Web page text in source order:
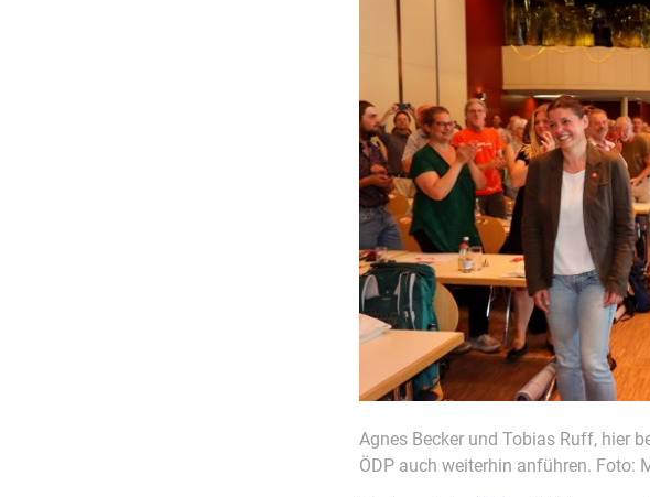
Agnes Becker und Tobias Ruff, hier
ÖDP auch weiterhin anführen. Foto: